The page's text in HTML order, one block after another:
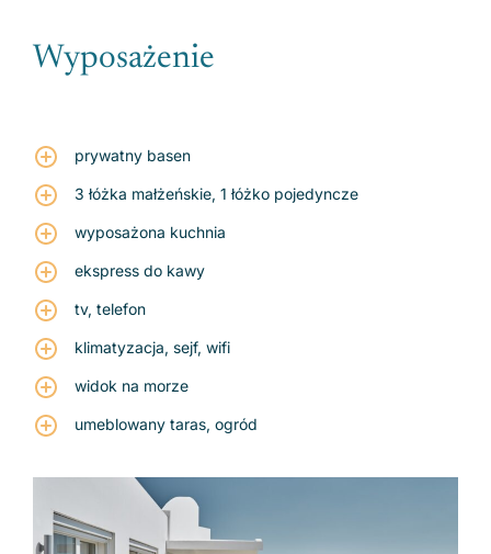
Wyposażenie
prywatny basen
3 łóżka małżeńskie, 1 łóżko pojedyncze
wyposażona kuchnia
ekspress do kawy
tv, telefon
klimatyzacja, sejf, wifi
widok na morze
umeblowany taras, ogród